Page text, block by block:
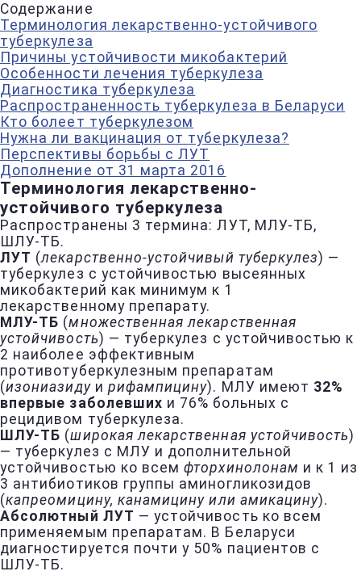
Содержание
Терминология лекарственно-устойчивого
туберкулеза
Причины устойчивости микобактерий
Особенности лечения туберкулеза
Диагностика туберкулеза
Распространенность туберкулеза в Беларуси
Кто болеет туберкулезом
Нужна ли вакцинация от туберкулеза?
Перспективы борьбы с ЛУТ
Дополнение от 31 марта 2016
Терминология лекарственно-
устойчивого туберкулеза
Распространены 3 термина: ЛУТ, МЛУ-ТБ,
ШЛУ-ТБ.
ЛУТ (лекарственно-устойчивый туберкулез) —
туберкулез с устойчивостью высеянных
микобактерий как минимум к 1
лекарственному препарату.
МЛУ-ТБ (множественная лекарственная
устойчивость) — туберкулез с устойчивостью к
2 наиболее эффективным
противотуберкулезным препаратам
(изониазидуи рифампицину). МЛУ имеют 32%
впервые заболевших и 76% больных с
рецидивом туберкулеза.
ШЛУ-ТБ (широкая лекарственная устойчивость)
— туберкулез с МЛУ и дополнительной
устойчивостью ко всемфторхинолонам и к 1 из
3 антибиотиков группы аминогликозидов
(капреомицину, канамицину или амикацину).
Абсолютный ЛУТ — устойчивость ко всем
применяемым препаратам. В Беларуси
диагностируется почти у 50% пациентов с
ШЛУ-ТБ.